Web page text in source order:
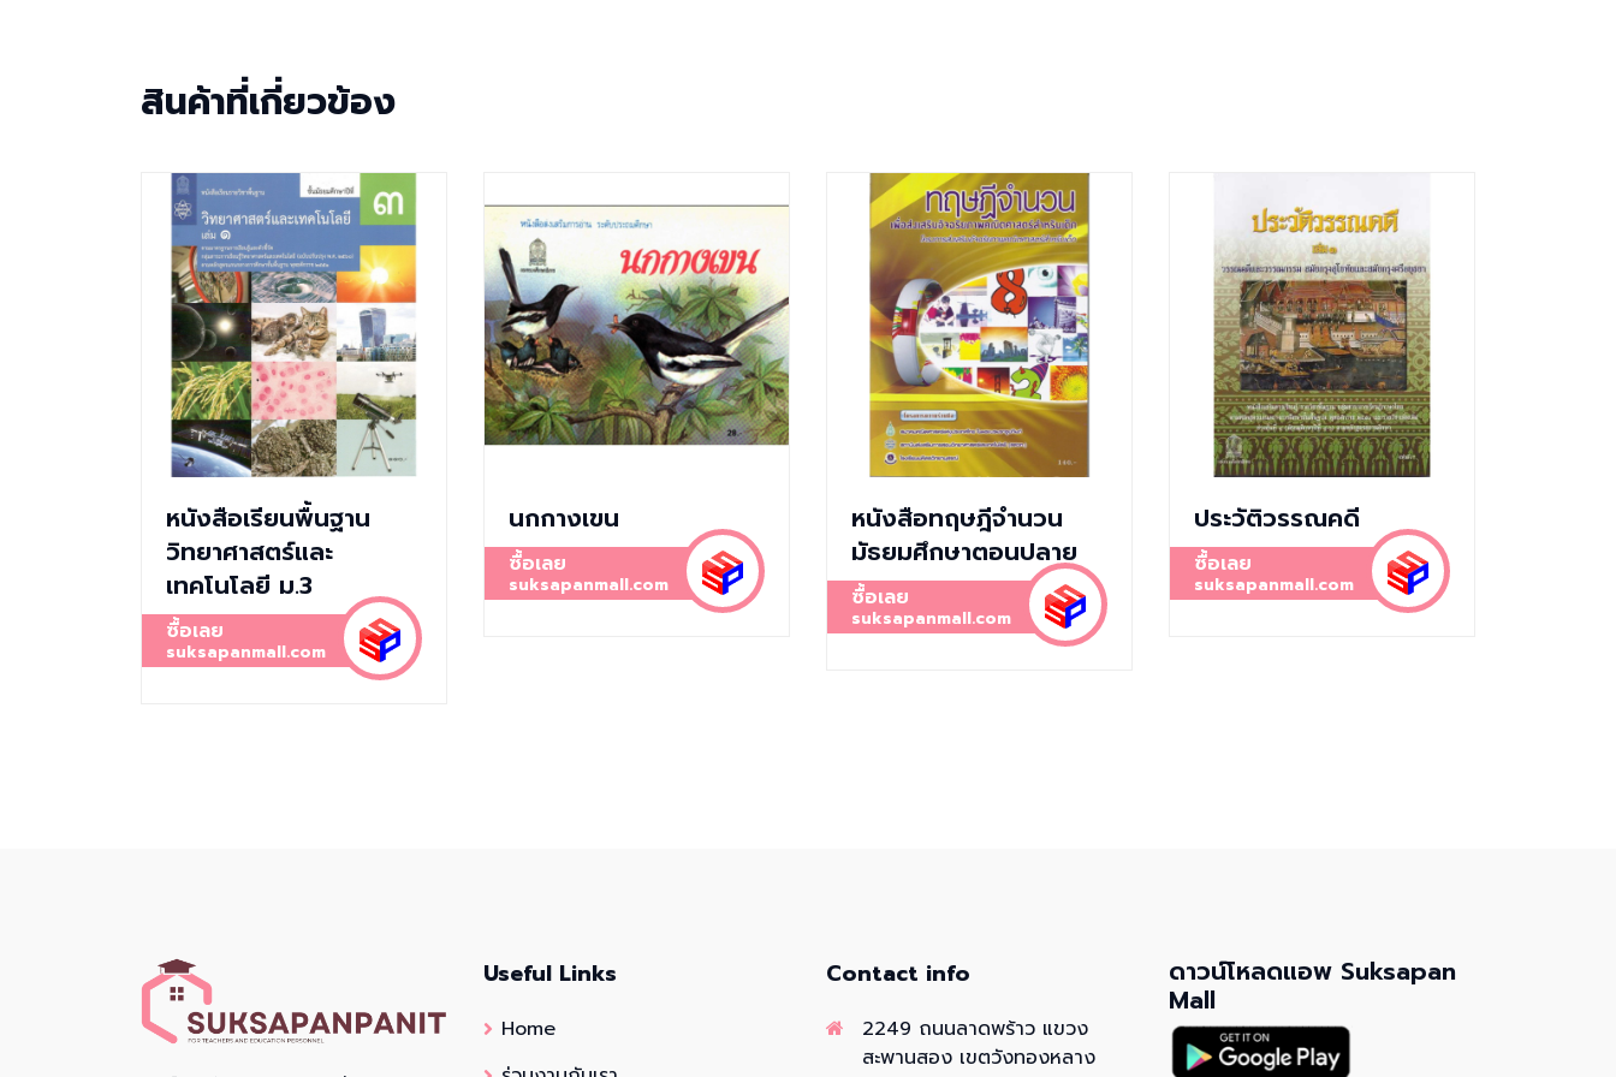
สินค้าที่เกี่ยวข้อง
หนังสือเรียนพื้นฐาน
วิทยาศาสตร์และ
เทคโนโลยี ม.3
ซื้อเลย
suksapanmall.com
นกกางเขน
ซื้อเลย
suksapanmall.com
หนังสือทฤษฎีจำนวน
มัธยมศึกษาตอนปลาย
ซื้อเลย
suksapanmall.com
ประวัติวรรณคดี
ซื้อเลย
suksapanmall.com
Useful Links
Home
Contact info
2249 ถนนลาดพร้าว แขวง
สะพานสอง เขตวังทองหลาง
ดาวน์โหลดแอพ Suksapan
Mall